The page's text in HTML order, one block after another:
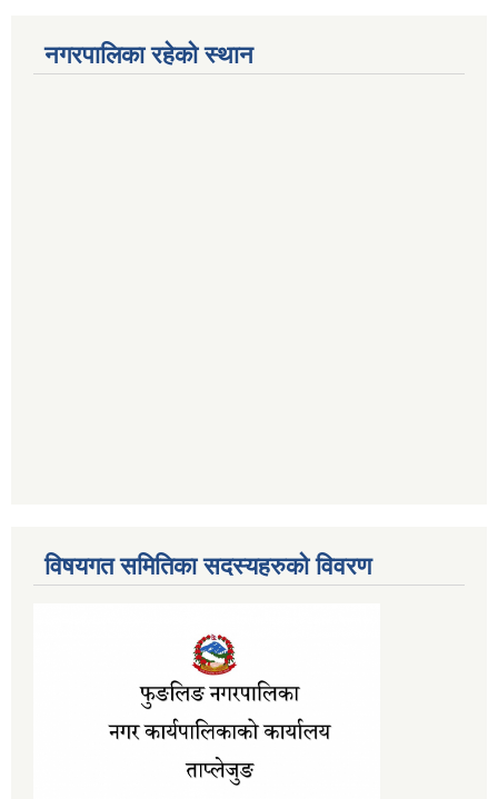
नगरपालिका रहेको स्थान
विषयगत समितिका सदस्यहरुको विवरण